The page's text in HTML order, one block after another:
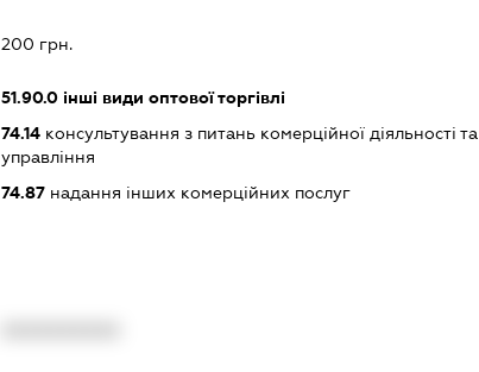
200 грн.
51.90.0 інші види оптової торгівлі
74.14 консультування з питань комерційної діяльності та
управління
74.87 надання інших комерційних послуг